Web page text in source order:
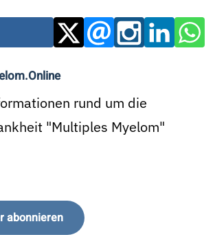
rund um die
"Multiples Myelom"
abonnieren